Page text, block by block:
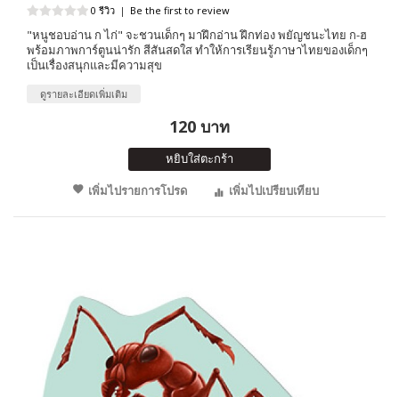
0 รีวิว | Be the first to review
"หนูชอบอ่าน ก ไก่" จะชวนเด็กๆ มาฝึกอ่าน ฝึกท่อง พยัญชนะไทย ก-ฮ
พร้อมภาพการ์ตูนน่ารัก สีสันสดใส ทำให้การเรียนรู้ภาษาไทยของเด็กๆ
เป็นเรื่องสนุกและมีความสุข
ดูรายละเอียดเพิ่มเติม
120 บาท
หยิบใส่ตะกร้า
เพิ่มไปรายการโปรด
เพิ่มไปเปรียบเทียบ